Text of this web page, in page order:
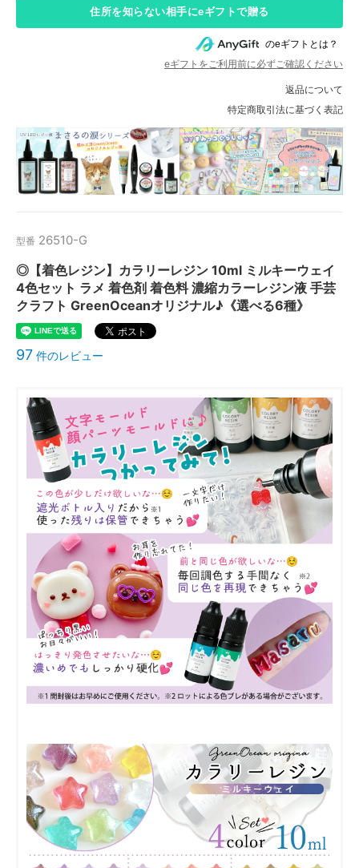
住所を知らない相手にeギフトで贈る
のeギフトとは？
eギフトをご利用前に必ずご確認ください
返品について
特定商取引法に基づく表記
型番 26510-G
◎【着色レジン】カラリーレジン 10ml ミルキーウェイ
4色セット ラメ 着色剤 着色料 濃縮カラーレジン液 手芸
クラフト GreenOceanオリジナル♪《選べる6種》
97 件のレビュー